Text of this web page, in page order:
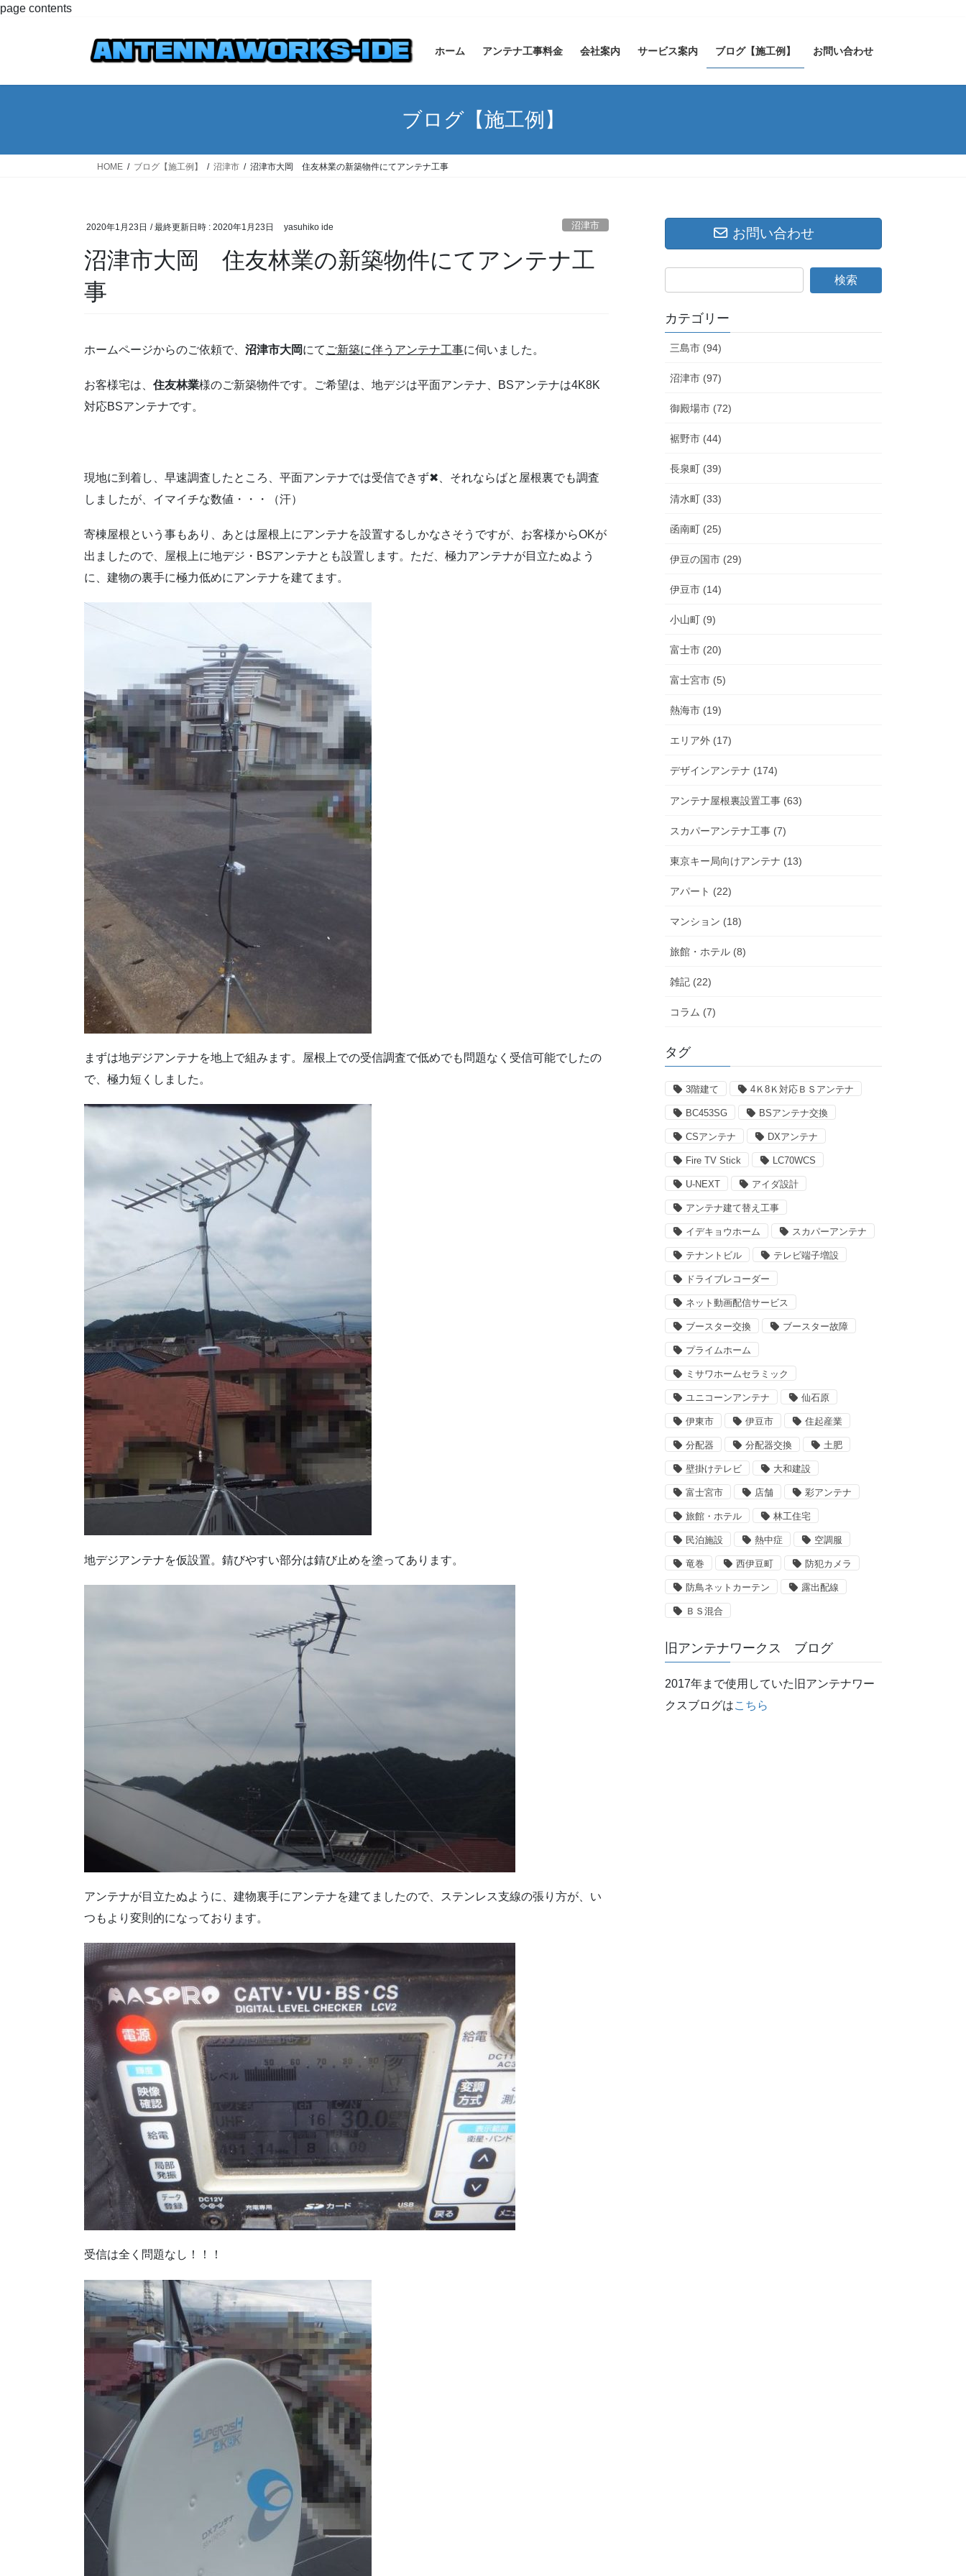
page contentsコ
ナ
ホーム アンテナ工事料金 会社案内 サービス案内 ブログ【施工例】 お問い合わせ
ブログ【施工例】
HOME ブログ【施工例】 沼津市 沼津市大岡 住友林業の新築物件にてアンテナ工事
2020年1月23日 / 最終更新日時 : 2020年1月23日 yasuhiko ide 沼津市
沼津市大岡 住友林業の新築物件にてアンテナ工
事
ホームページからのご依頼で、 沼津市大岡にて ご新築に伴うアンテナ工事に伺いました。
お客様宅は、 住友林業様のご新築物件です。ご希望は、地デジは平面アンテナ、BSアンテナは4K8K
対応BSアンテナです。
現地に到着し、早速調査したところ、平面アンテナでは受信できず✖、それならばと屋根裏でも調査
しましたが、イマイチな数値・・・（汗）
寄棟屋根という事もあり、あとは屋根上にアンテナを設置するしかなさそうですが、お客様からOKが
出ましたので、屋根上に地デジ・BSアンテナとも設置します。ただ、極力アンテナが目立たぬよう
に、建物の裏手に極力低めにアンテナを建てます。
まずは地デジアンテナを地上で組みます。屋根上での受信調査で低めでも問題なく受信可能でしたの
で、極力短くしました。
地デジアンテナを仮設置。錆びやすい部分は錆び止めを塗ってあります。
アンテナが目立たぬように、建物裏手にアンテナを建てましたので、ステンレス支線の張り方が、い
つもより変則的になっております。
受信は全く問題なし！！！
お問い合わせ
カテゴリー
三島市 (94)
沼津市 (97)
御殿場市 (72)
裾野市 (44)
長泉町 (39)
清水町 (33)
函南町 (25)
伊豆の国市 (29)
伊豆市 (14)
小山町 (9)
富士市 (20)
富士宮市 (5)
熱海市 (19)
エリア外 (17)
デザインアンテナ (174)
アンテナ屋根裏設置工事 (63)
スカパーアンテナ工事 (7)
東京キー局向けアンテナ (13)
アパート (22)
マンション (18)
旅館・ホテル (8)
雑記 (22)
コラム (7)
タグ
3階建て 4Ｋ8Ｋ対応ＢＳアンテナ
BC453SG BSアンテナ交換
CSアンテナ DXアンテナ
Fire TV Stick LC70WCS
U-NEXT アイダ設計
アンテナ建て替え工事
イデキョウホーム スカパーアンテナ
テナントビル テレビ端子増設
ドライブレコーダー
ネット動画配信サービス
ブースター交換 ブースター故障
プライムホーム
ミサワホームセラミック
ユニコーンアンテナ 仙石原
伊東市 伊豆市 住起産業
分配器 分配器交換 土肥
壁掛けテレビ 大和建設
富士宮市 店舗 彩アンテナ
旅館・ホテル 林工住宅
民泊施設 熱中症 空調服
竜巻 西伊豆町 防犯カメラ
防鳥ネットカーテン 露出配線
ＢＳ混合
旧アンテナワークス ブログ
2017年まで使用していた旧アンテナワー
クスブログはこちら